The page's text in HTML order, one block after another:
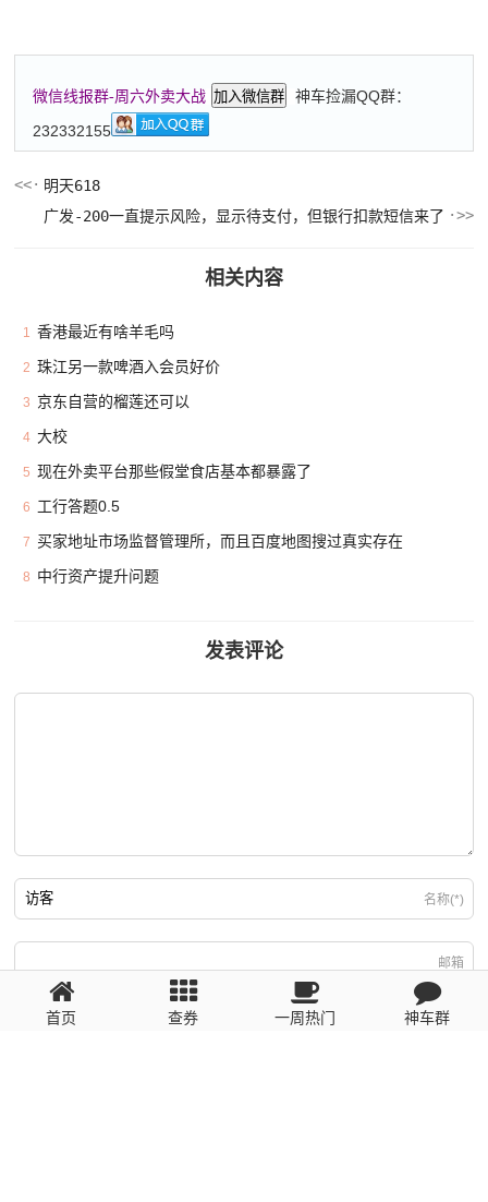
微信线报群-周六外卖大战 加入微信群
神车捡漏QQ群：
232332155
明天618
广发-200一直提示风险，显示待支付，但银行扣款短信来了
相关内容
1 香港最近有啥羊毛吗
2 珠江另一款啤酒入会员好价
3 京东自营的榴莲还可以
4 大校
5 现在外卖平台那些假堂食店基本都暴露了
6 工行答题0.5
7 买家地址市场监督管理所，而且百度地图搜过真实存在
8 中行资产提升问题
发表评论
名称(*)
邮箱
回复需填写必要信息
首页 查券 一周热门 神车群